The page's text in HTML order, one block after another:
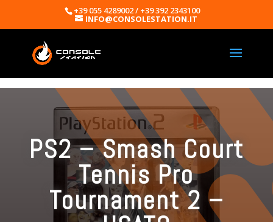
+39 055 4289002 / +39 392 2343100
INFO@CONSOLESTATION.IT
PS2 – Smash Court
Tennis Pro
Tournament 2 –